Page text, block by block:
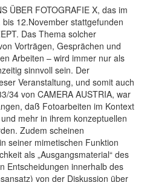
ÜBER FOTOGRAFIE X, das im
12.November stattgefunden
Das Thema solcher
Vorträgen, Gesprächen und
Arbeiten – wird immer nur als
sinnvoll sein. Der
Veranstaltung, und somit auch
34 von CAMERA AUSTRIA, war
daß Fotoarbeiten im Kontext
mehr in ihrem konzeptuellen
Zudem scheinen
seiner mimetischen Funktion
als „Ausgangsmaterial“ des
Entscheidungen innerhalb des
von der Diskussion über